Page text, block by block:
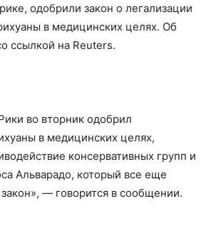
одобрили закон о легализации
в медицинских целях. Об
ссылкой на Reuters.
во вторник одобрил
в медицинских целях,
консервативных групп и
Альварадо, который все еще
— говорится в сообщении.